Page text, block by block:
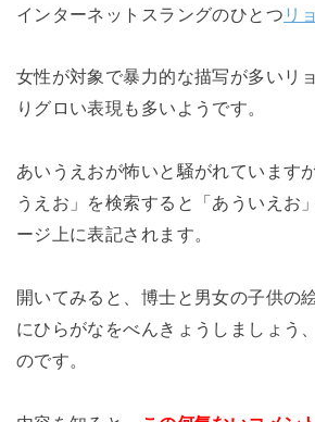
インターネットスラングのひとつ リ
女性が対象で暴力的な描写が多いリ
りグロい表現も多いようです。
あいうえおが怖いと騒がれています
うえお」を検索すると「あういえお
ージ上に表記されます。
開いてみると、博士と男女の子供の
にひらがなをべんきょうしましょう
のです。